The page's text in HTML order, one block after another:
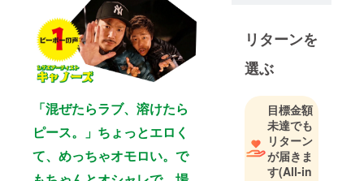
「混ぜたらラブ、溶けたら
ピース。」ちょっとエロく
て、めっちゃオモロい。で
に色々なこ
楽しいキャ
を！という
願いもコン
セプトに込
めておりま
リターンを
選ぶ
目標金額
未達でも
リターン
が届きま
す(All-in